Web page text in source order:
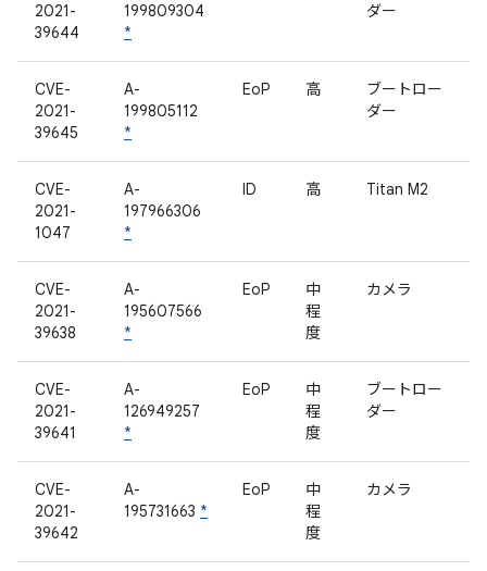
2021-
39644
199809304
*
ダー
CVE-
2021-
39645
A-
199805112
*
EoP 高
ブートロー
ダー
CVE-
2021-
1047
A-
197966306
*
ID 高 Titan M2
CVE-
2021-
39638
A-
195607566
*
EoP
中
程
度
カメラ
CVE-
2021-
39641
A-
126949257
*
EoP
中
程
度
ブートロー
ダー
CVE-
2021-
39642
A-
195731663 *
EoP
中
程
度
カメラ